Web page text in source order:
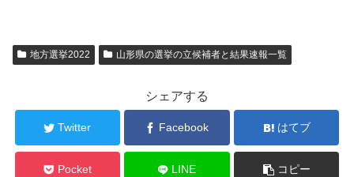
地方選挙2022 山形県の選挙の立候補者と結果速報一覧
シェアする
Twitter Facebook はてブ
Pocket LINE コピー